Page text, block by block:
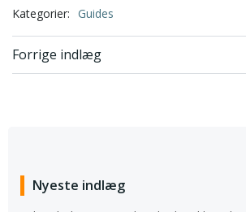
Kategorier: Guides
Forrige indlæg
Nyeste indlæg